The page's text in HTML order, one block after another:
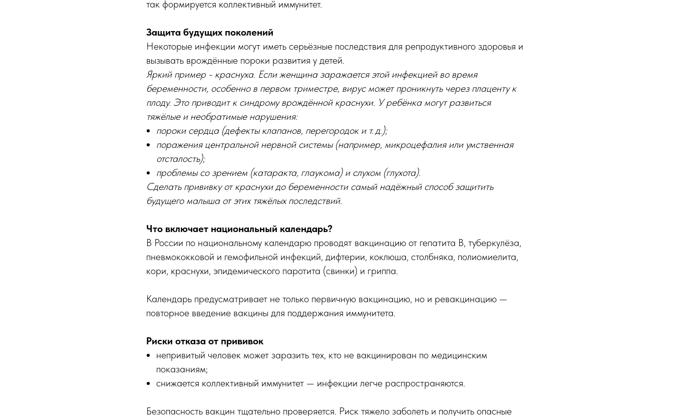
так формируется коллективный иммунитет.
Защита будущих поколений
Некоторые инфекции могут иметь серьёзные последствия для репродуктивного здоровья и
вызывать врождённые пороки развития у детей.
Яркий пример - краснуха. Если женщина заражается этой инфекцией во время
беременности, особенно в первом триместре, вирус может проникнуть через плаценту к
плоду. Это приводит к синдрому врождённой краснухи. У ребёнка могут развиться
тяжёлые и необратимые нарушения:
пороки сердца (дефекты клапанов, перегородок и т. д.);
поражения центральной нервной системы (например, микроцефалия или умственная
отсталость);
проблемы со зрением (катаракта, глаукома) и слухом (глухота).
Сделать прививку от краснухи до беременности самый надёжный способ защитить
будущего малыша от этих тяжёлых последствий.
Что включает национальный календарь?
В России по национальному календарю проводят вакцинацию от гепатита В, туберкулёза,
пневмококковой и гемофильной инфекций, дифтерии, коклюша, столбняка, полиомиелита,
кори, краснухи, эпидемического паротита (свинки) и гриппа.
Календарь предусматривает не только первичную вакцинацию, но и ревакцинацию —
повторное введение вакцины для поддержания иммунитета.
Риски отказа от прививок
непривитый человек может заразить тех, кто не вакцинирован по медицинским
показаниям;
снижается коллективный иммунитет — инфекции легче распространяются.
Безопасность вакцин тщательно проверяется. Риск тяжело заболеть и получить опасные